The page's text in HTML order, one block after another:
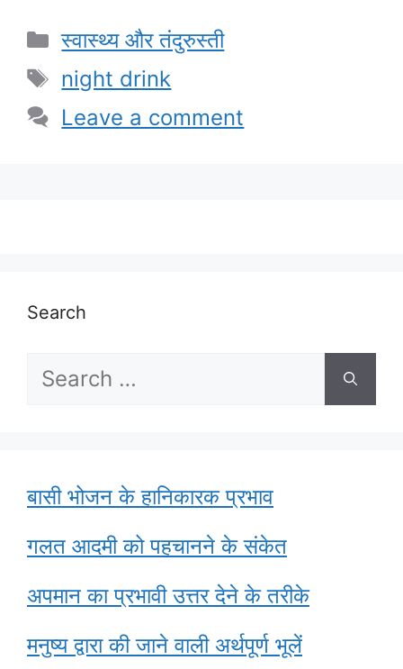
Categories
स्वास्थ्य और तंदुरुस्ती
Tags
night drink
Leave a comment
Search
Search
बासी भोजन के हानिकारक प्रभाव
गलत आदमी को पहचानने के संकेत
अपमान का प्रभावी उत्तर देने के तरीके
मनुष्य द्वारा की जाने वाली अर्थपूर्ण भूलें